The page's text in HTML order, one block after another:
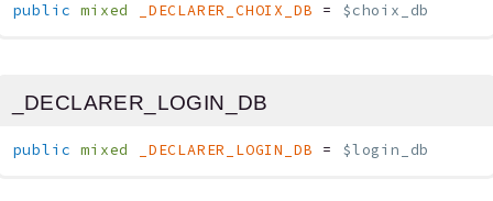
public mixed _DECLARER_CHOIX_DB = $choix_db
_DECLARER_LOGIN_DB
public mixed _DECLARER_LOGIN_DB = $login_db